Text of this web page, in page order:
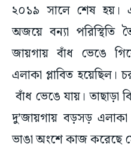
২০১৯ সালে শেষ হয়।
অজয়ে বন্যা পরিস্থিতি
জায়গায় বাঁধ ভেঙে
এলাকা প্লাবিত হয়েছিল।
বাঁধ ভেঙে যায়। তাছাড়া
দু’জায়গায় বড়সড়
ভাঙা অংশে কাজ করেছে